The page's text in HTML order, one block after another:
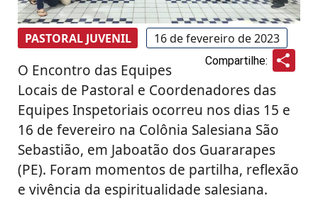
PASTORAL JUVENIL 16 de fevereiro de 2023
Compartilhe:
O Encontro das Equipes
Locais de Pastoral e Coordenadores das
Equipes Inspetoriais ocorreu nos dias 15 e
16 de fevereiro na Colônia Salesiana São
Sebastião, em Jaboatão dos Guararapes
(PE). Foram momentos de partilha, reflexão
e vivência da espiritualidade salesiana.